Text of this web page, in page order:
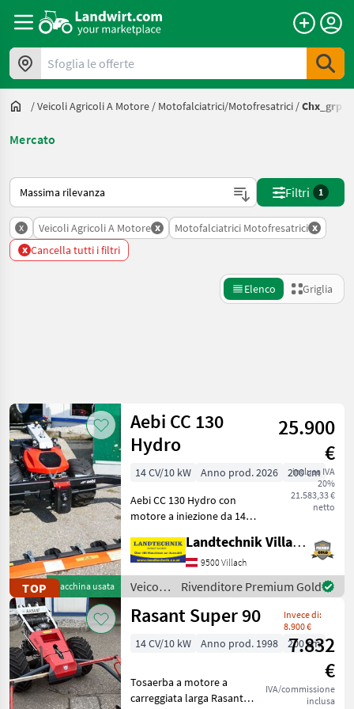
Sfoglia le offerte
/Veicoli Agricoli A Motore / Motofalciatrici/motofresatrici /
Mercato
Ecco come viene ordinato su Landwirt.com
Filtri 1
x Veicoli Agricoli A Motore x Motofalciatrici Motofresatrici x
x Cancella tutti i filtri
Elenco Griglia
ricerca
Categoria Paese
PERCORSO
ATTUALE
Settore
agricolo
Veicoli
Agricoli
Motore
Motofalciatrici
Motofresatrici
SCEGLI
CATEGORIA
Reimposta
Mostra
112
risultati
TOP Macchina usata
Aebi CC 130
Hydro
25.900
€
inclusa IVA
20%
21.583,33 €
netto
14 CV/10 kW Anno prod. 2026
200 cm
Aebi CC 130 Hydro con
motore a iniezione da 14
20% rispetto al modello
precedente, cambio
elettrico per il comfort di
grandi e piccini, 2 fa
Landtechnik Villach GmbH
9500 Villach
Veicoli
agricoli
a
/ Aebi
Rivenditore Premium Gold
Rasant Super 90
Invece di:
8.900 €
7.832
€
IVA/commissione
inclusa
14 CV/10 kW Anno prod. 1998 200 cm
Tosaerba a motore a
carreggiata larga Rasant